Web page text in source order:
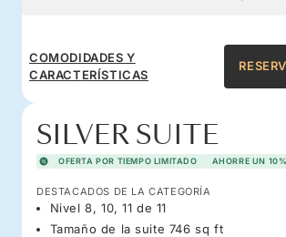
COMODIDADES Y
CARACTERÍSTICAS
SILVER SUITE
OFERTA POR TIEMPO LIMITADO AHORRE UN 10%
DESTACADOS DE LA CATEGORÍA
Nivel 8, 10, 11 de 11
Tamaño de la suite 746 sq ft